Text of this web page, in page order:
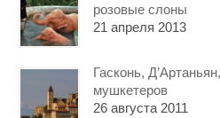
розовые слоны
21 апреля 2013
Гасконь,
мушкетеров
26 августа 2011